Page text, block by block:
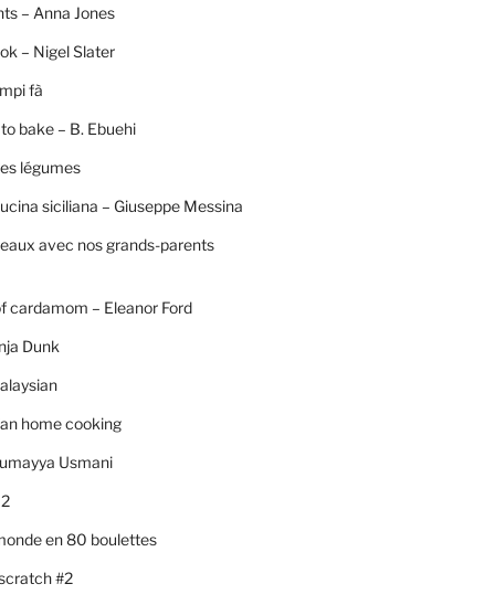
– Anna Jones
– Nigel Slater
fà
bake – B. Ebuehi
légumes
siciliana – Giuseppe Messina
avec nos grands-parents
cardamom – Eleanor Ford
Dunk
home cooking
Usmani
en 80 boulettes
#2